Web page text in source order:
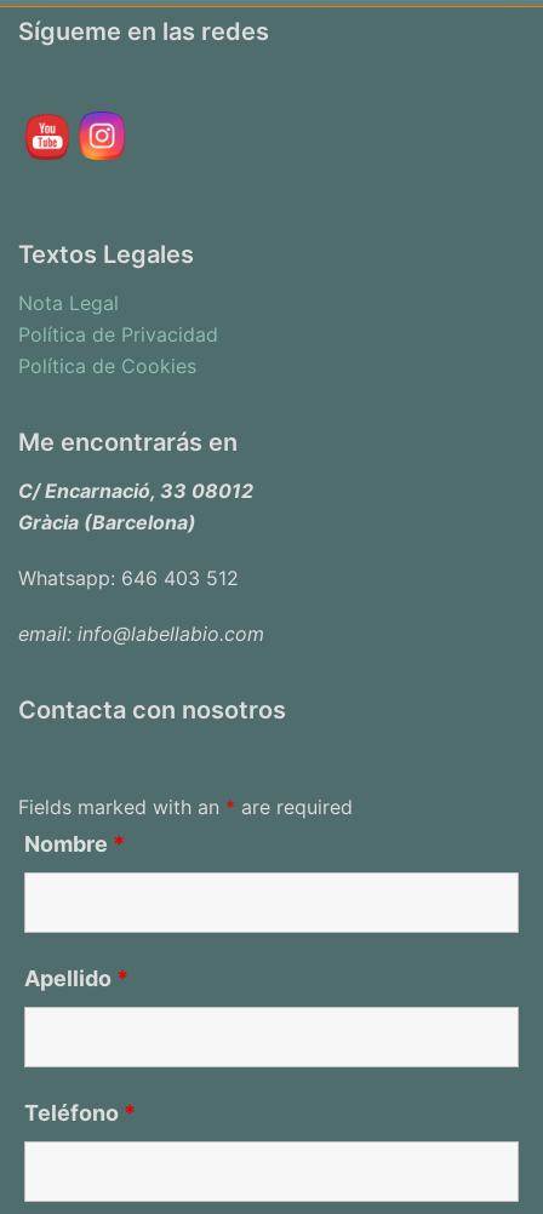
Sígueme en las redes
Textos Legales
Nota Legal
Política de Privacidad
Política de Cookies
Me encontrarás en
C/ Encarnació, 33 08012
Gràcia (Barcelona)
Whatsapp: 646 403 512
email: info@labellabio.com
Contacta con nosotros
Fields marked with an * are required
Nombre *
Apellido *
Teléfono *